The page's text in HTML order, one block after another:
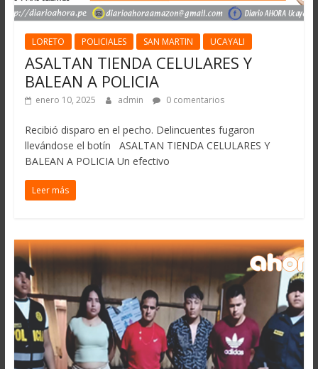
LORETO POLICIALES SAN MARTIN UCAYALI
ASALTAN TIENDA CELULARES Y
BALEAN A POLICIA
enero 10, 2025 admin 0 comentarios
Recibió disparo en el pecho. Delincuentes fugaron
llevándose el botín ASALTAN TIENDA CELULARES Y
BALEAN A POLICIA Un efectivo
Leer más